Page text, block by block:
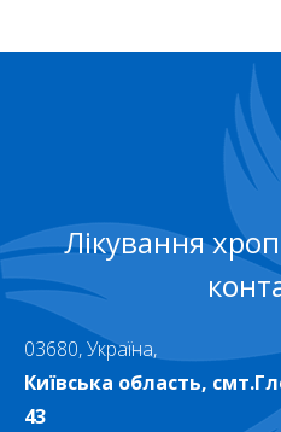
Лікування
03680, Україна,
Київська область,
43